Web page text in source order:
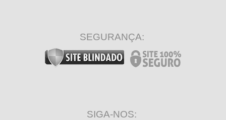
SEGURANÇA:
SIGA-NOS: